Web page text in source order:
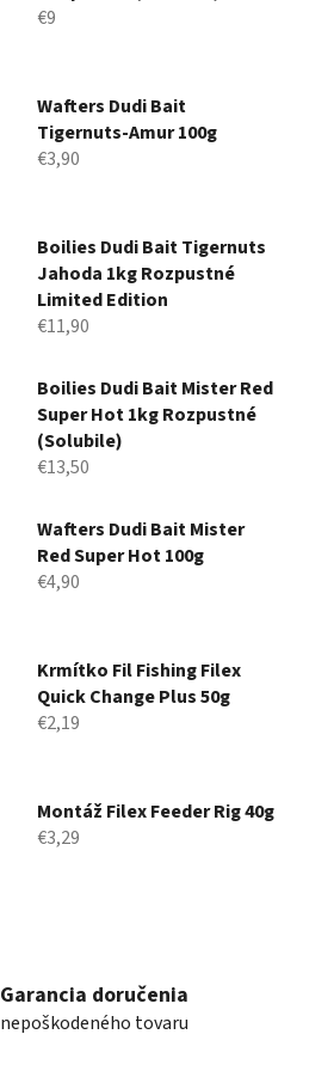
€9
Wafters Dudi Bait
Tigernuts-Amur 100g
€3,90
Boilies Dudi Bait Tigernuts
Jahoda 1kg Rozpustné
Limited Edition
€11,90
Boilies Dudi Bait Mister Red
Super Hot 1kg Rozpustné
(Solubile)
€13,50
Wafters Dudi Bait Mister
Red Super Hot 100g
€4,90
Krmítko Fil Fishing Filex
Quick Change Plus 50g
€2,19
Montáž Filex Feeder Rig 40g
€3,29
Garancia doručenia
nepoškodeného tovaru